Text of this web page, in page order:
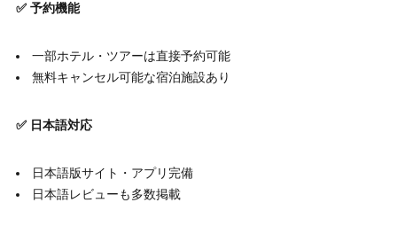
✅ 予約機能
一部ホテル・ツアーは直接予約可能
無料キャンセル可能な宿泊施設あり
✅ 日本語対応
日本語版サイト・アプリ完備
日本語レビューも多数掲載